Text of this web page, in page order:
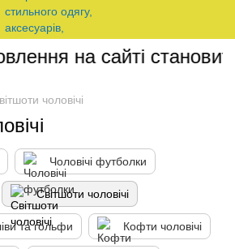
на сайті становить
чоловічі
Чоловічі футболки
Світшоти чоловічі
та гольфи Кофти чоловічі